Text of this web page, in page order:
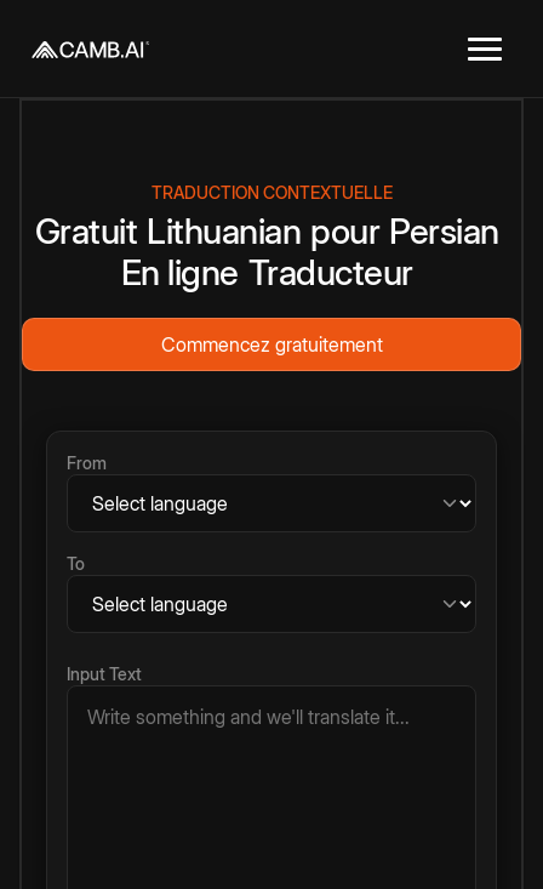
TRADUCTION CONTEXTUELLE
Gratuit Lithuanian pour Persian
En ligne Traducteur
Commencez gratuitement
From
To
Input Text